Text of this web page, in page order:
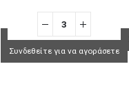
Συνδεθείτε για να αγοράσετε